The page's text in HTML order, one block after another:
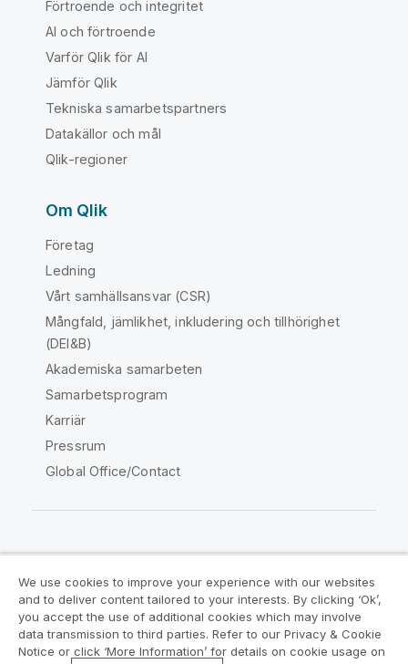
Förtroende och integritet
AI och förtroende
Varför Qlik för AI
Jämför Qlik
Tekniska samarbetspartners
Datakällor och mål
Qlik-regioner
Om Qlik
Företag
Ledning
Vårt samhällsansvar (CSR)
Mångfald, jämlikhet, inkludering och tillhörighet
(DEI&B)
Akademiska samarbeten
Samarbetsprogram
Karriär
Pressrum
Global Office/Contact
Juridiska avtal
Produktvillkor
Legal Policies
Legal Policies
We use cookies to improve your experience with our websites
and to deliver content tailored to your interests. By clicking ‘Ok’,
you accept the use of additional cookies which may involve
data transmission to third parties. Refer to our Privacy & Cookie
Notice or click ‘More Information’ for details on cookie usage on